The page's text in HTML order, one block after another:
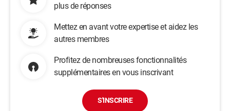
plus de réponses
Mettez en avant votre expertise et aidez les
autres membres
Profitez de nombreuses fonctionnalités
supplémentaires en vous inscrivant
S'INSCRIRE